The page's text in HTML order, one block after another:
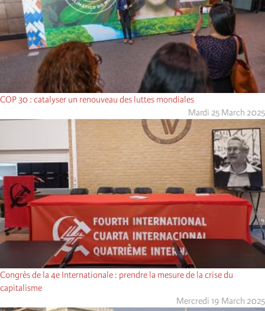
COP 30 : catalyser un renouveau des luttes mondiales
Mardi 25 March 2025
Congrès de la 4e Internationale : prendre la mesure de la crise du
capitalisme
Mercredi 19 March 2025